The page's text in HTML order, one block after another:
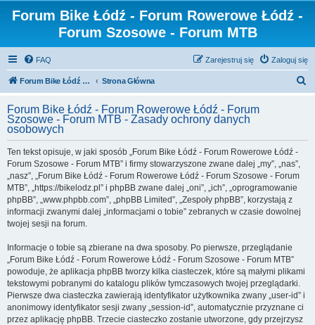
Forum Bike Łódź - Forum Rowerowe Łódź -
Forum Szosowe - Forum MTB
FAQ Zaloguj się
Zarejestruj się
Forum Bike Łódź - Forum Rowerowe Łódź - Forum Szosowe - Forum MTB Strona Główna
Forum Bike Łódź - Forum Rowerowe Łódź - Forum
Szosowe - Forum MTB - Zasady ochrony danych
osobowych
Ten tekst opisuje, w jaki sposób „Forum Bike Łódź - Forum Rowerowe Łódź -
Forum Szosowe - Forum MTB” i firmy stowarzyszone zwane dalej „my”, „nas”,
„nasz”, „Forum Bike Łódź - Forum Rowerowe Łódź - Forum Szosowe - Forum
MTB”, „https://bikelodz.pl” i phpBB zwane dalej „oni”, „ich”, „oprogramowanie
phpBB”, „www.phpbb.com”, „phpBB Limited”, „Zespoły phpBB”, korzystają z
informacji zwanymi dalej „informacjami o tobie” zebranych w czasie dowolnej
twojej sesji na forum.
Informacje o tobie są zbierane na dwa sposoby. Po pierwsze, przeglądanie
„Forum Bike Łódź - Forum Rowerowe Łódź - Forum Szosowe - Forum MTB”
powoduje, że aplikacja phpBB tworzy kilka ciasteczek, które są małymi plikami
tekstowymi pobranymi do katalogu plików tymczasowych twojej przeglądarki.
Pierwsze dwa ciasteczka zawierają identyfikator użytkownika zwany „user-id” i
anonimowy identyfikator sesji zwany „session-id”, automatycznie przyznane ci
przez aplikację phpBB. Trzecie ciasteczko zostanie utworzone, gdy przejrzysz